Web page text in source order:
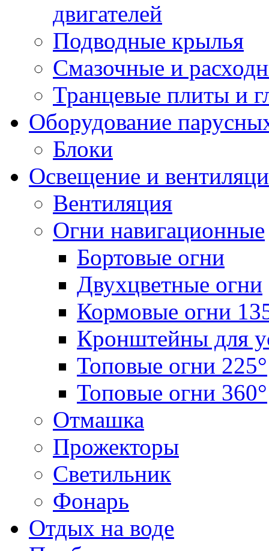
двигателей
Подводные крылья
Смазочные и
Транцевые плиты и
Оборудование
Блоки
Освещение и
Вентиляция
Огни навигационные
Бортовые огни
Двухцветные огни
Кормовые огни
Кронштейны для
Топовые огни 225°
Топовые огни 360°
Отмашка
Прожекторы
Светильник
Фонарь
Отдых на воде